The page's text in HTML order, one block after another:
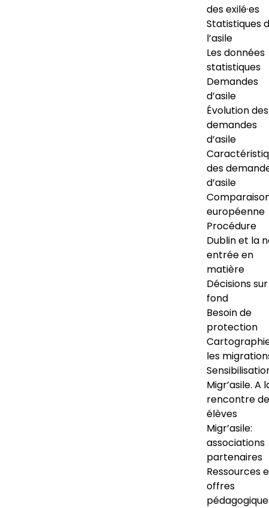
des exilé·es
Statistiques
l’asile
Les données
statistiques
Demandes
d’asile
Évolution des
demandes
d’asile
des
d’asile
européenne
Procédure
Dublin et la
entrée en
matière
Décisions
fond
Besoin de
protection
les
Migr’asile. A
rencontre
élèves
Migr’asile:
associations
partenaires
Ressources
offres